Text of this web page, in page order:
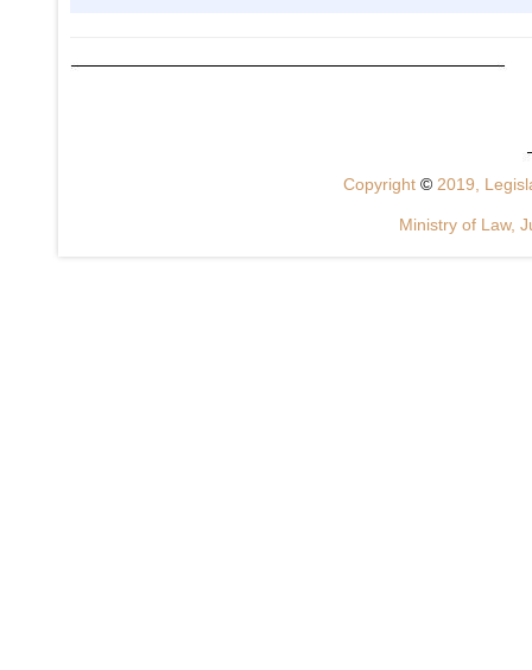
Copyright © 2019,
Ministry of Law,